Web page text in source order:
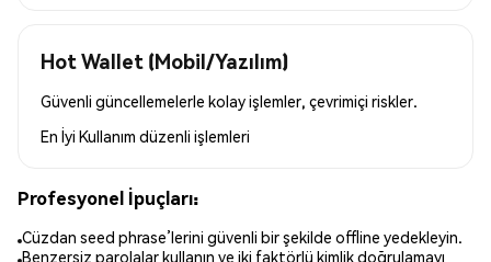
Hot Wallet (Mobil/Yazılım)
Güvenli güncellemelerle kolay işlemler, çevrimiçi riskler.
En İyi Kullanım düzenli işlemleri
Profesyonel İpuçları:
Cüzdan seed phrase’lerini güvenli bir şekilde offline yedekleyin.
Benzersiz parolalar kullanın ve iki faktörlü kimlik doğrulamayı